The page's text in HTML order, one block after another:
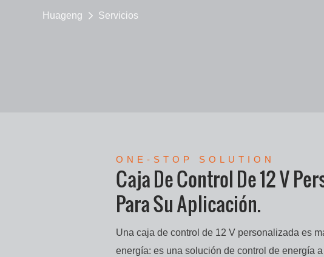
Huageng Servicios
ONE-STOP SOLUTION
Caja De Control De 12 V
Para Su Aplicación.
Una caja de control de 12 V personalizada es
energía: es una solución de control de energía